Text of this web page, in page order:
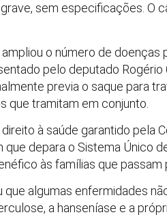
sem especificações. O
o número de
pelo deputado
previa o saque para
que tramitam em conjunto.
à saúde garantido pela
que depara o Sistema Único
às famílias que passam
que algumas enfermidades
a hanseníase e a